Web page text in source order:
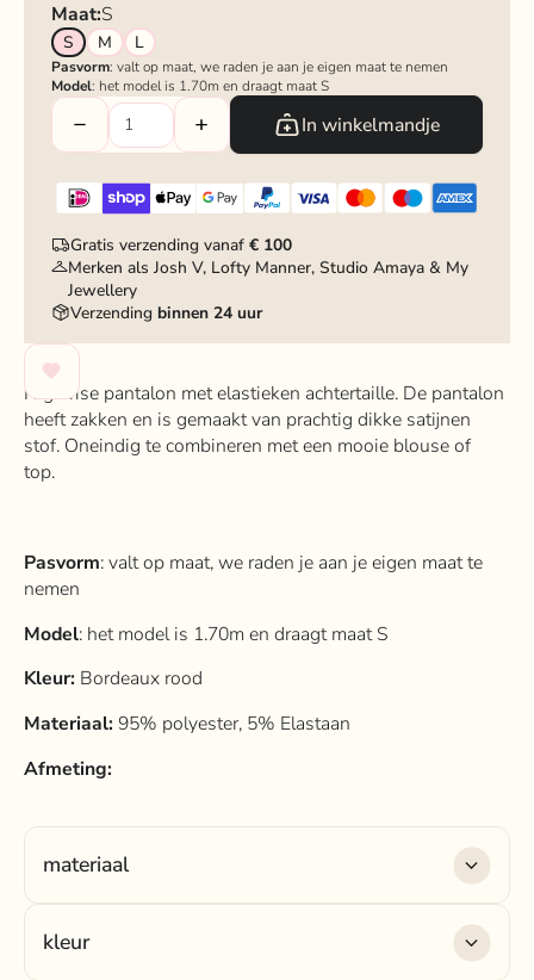
Maat:S
S M L
Pasvorm: valt op maat, we raden je aan je eigen maat te nemen
Model: het model is 1.70m en draagt maat S
In winkelmandje
Gratis verzending vanaf€ 100
Merken als Josh V, Lofty Manner, Studio Amaya & My
Jewellery
Verzendingbinnen 24 uur
High rise pantalon met elastieken achtertaille. De pantalon
heeft zakken en is gemaakt van prachtig dikke satijnen
stof. Oneindig te combineren met een mooie blouse of
top.
Pasvorm: valt op maat, we raden je aan je eigen maat te
nemen
Model: het model is 1.70m en draagt maat S
Kleur: Bordeaux rood
Materiaal: 95% polyester, 5% Elastaan
Afmeting:
materiaal
kleur